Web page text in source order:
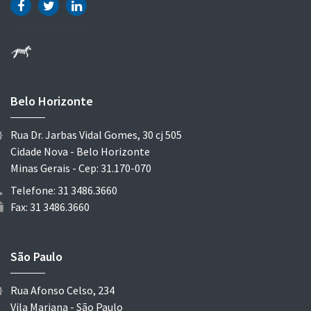
Belo Horizonte
Rua Dr. Jarbas Vidal Gomes, 30 cj 505
Cidade Nova - Belo Horizonte
Minas Gerais - Cep: 31.170-070
Telefone: 31 3486.3660
Fax: 31 3486.3660
São Paulo
Rua Afonso Celso, 234
Vila Mariana - São Paulo